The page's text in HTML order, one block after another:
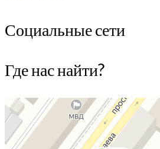
Социальные сети
Где нас найти?